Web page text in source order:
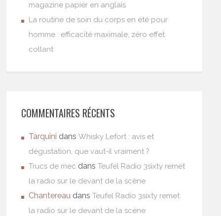
magazine papier en anglais
La routine de soin du corps en été pour
homme : efficacité maximale, zéro effet
collant
COMMENTAIRES RÉCENTS
Tarquini dansWhisky Lefort : avis et
dégustation, que vaut-il vraiment ?
Trucs de mec dansTeufel Radio 3sixty remet
la radio sur le devant de la scène
Chantereau dansTeufel Radio 3sixty remet
la radio sur le devant de la scène